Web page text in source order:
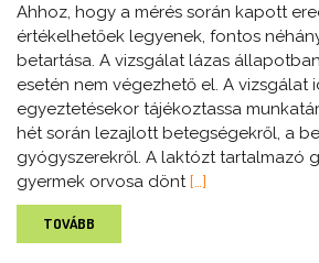
Ahhoz, hogy a mérés során kapott
értékelhetőek legyenek, fontos
betartása. A vizsgálat lázas
esetén nem végezhető el. A vizsgálat
egyeztetésekor tájékoztassa
hét során lezajlott betegségekről, a
gyógyszerekről. A laktózt tartalmazó
gyermek orvosa dönt[…]
TOVÁBB